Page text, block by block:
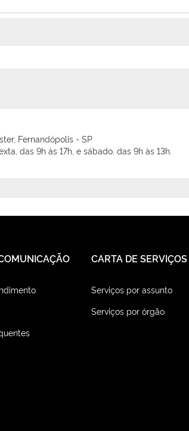
Fernandópolis - SP
das 9h às 17h, e sábado, das 9h às 13h.
CARTA DE SERVIÇOS
Serviços por assunto
Serviços por órgão